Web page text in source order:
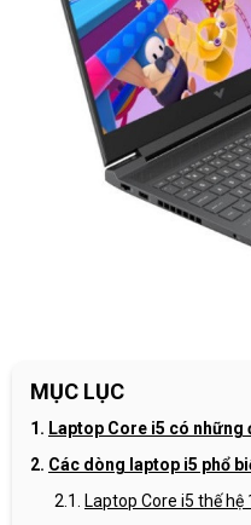
MỤC LỤC
Laptop Core i5 có những
Các dòng laptop i5 phổ
Laptop Core i5 thế hệ